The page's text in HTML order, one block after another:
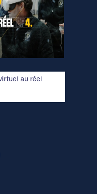
au réel